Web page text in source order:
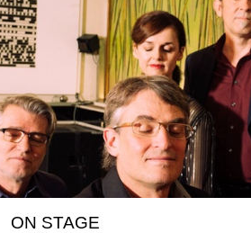
ON STAGE